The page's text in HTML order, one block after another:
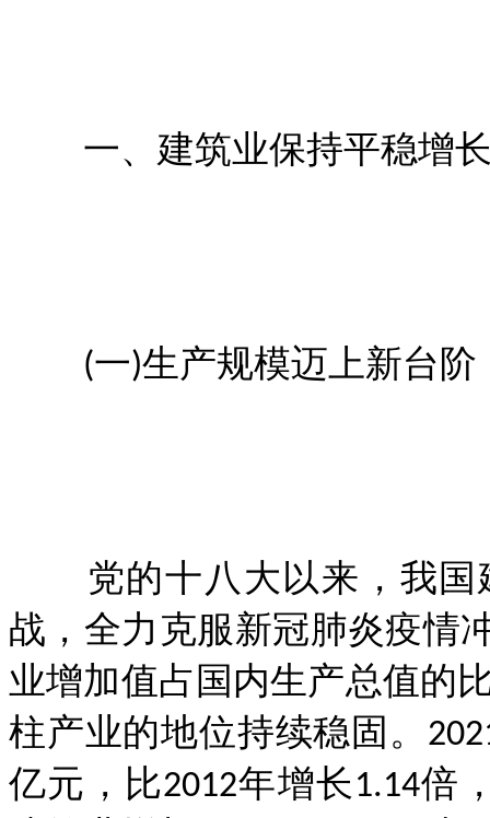
一、建筑业保持平稳增长
(一)生产规模迈上新台阶
党的十八大以来，我国
战，全力克服新冠肺炎疫情
业增加值占国内生产总值的
柱产业的地位持续稳固。
亿元，比2012年增长1.14倍